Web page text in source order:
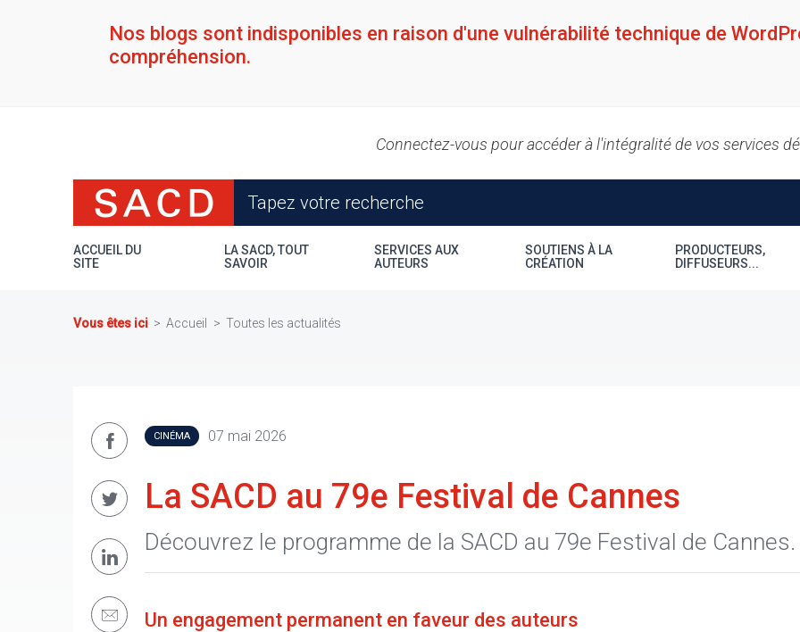
Nos blogs sont indisponibles en raison d'une vulnérabilité technique de
compréhension.
Connectez-vous pour accéder à l'intégralité de vos services
ACCUEIL DU
SITE
LA SACD, TOUT
SAVOIR
SERVICES AUX
AUTEURS
SOUTIENS À LA
CRÉATION
PRODUCTEURS,
DIFFUSEURS...
Vous êtes ici Accueil Toutes les actualités
CINÉMA 07 mai 2026
La SACD au 79e Festival de Cannes
Découvrez le programme de la SACD au 79e Festival de Cannes.
Un engagement permanent en faveur des auteurs